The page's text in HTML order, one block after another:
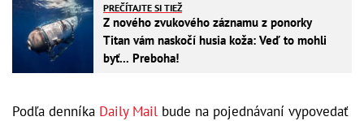
PREČÍTAJTE SI TIEŽ
Z nového zvukového záznamu z ponorky
Titan vám naskočí husia koža: Veď to mohli
byť... Preboha!
Podľa denníka Daily Mail bude na pojednávaní vypovedať